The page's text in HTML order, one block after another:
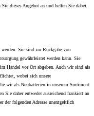
dieses Angebot an und helfen Sie dabei,
Sie sind zur Rückgabe von
gewährleistet werden kann. Sie
Handel vor Ort abgeben. Auch wir sind als
wobei sich unsere
wir als Neubatterien in unserem Sortiment
Sie daher entweder ausreichend frankiert an
der folgenden Adresse unentgeltlich